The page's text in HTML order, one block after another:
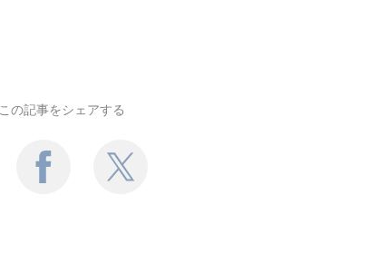
この記事をシェアする